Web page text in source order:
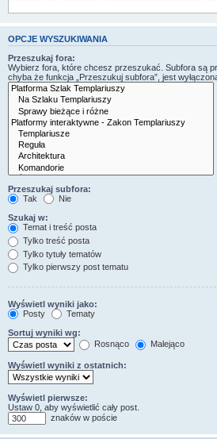
OPCJE WYSZUKIWANIA
Przeszukaj fora:
Wybierz fora, które chcesz przeszukać. Subfora są
chyba że funkcja „Przeszukuj subfora”, jest
Przeszukaj subfora:
Tak
Nie
Szukaj w:
Temat i treść posta
Tylko treść posta
Tylko tytuły tematów
Tylko pierwszy post tematu
Wyświetl wyniki jako:
Posty
Tematy
Sortuj wyniki wg:
Rosnąco
Malejąco
Wyświetl wyniki z ostatnich:
Wyświetl pierwsze:
Ustaw 0, aby wyświetlić cały post.
znaków w poście